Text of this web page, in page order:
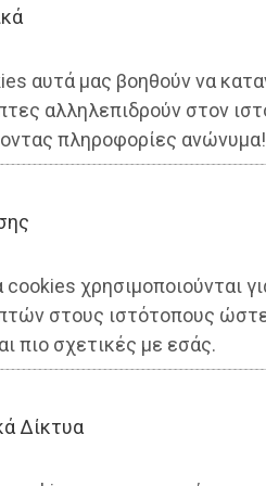
αυτά μας βοηθούν να
αλληλεπιδρούν στον
πληροφορίες ανώνυμα!
cookies χρησιμοποιούνται
στους ιστότοπους
πιο σχετικές με εσάς.
Δίκτυα
τους
Νέας